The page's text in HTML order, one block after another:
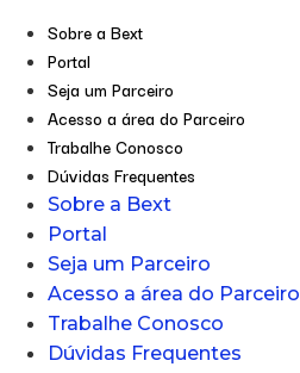
Sobre a Bext
Portal
Seja um Parceiro
Acesso a área do Parceiro
Trabalhe Conosco
Dúvidas Frequentes
Sobre a Bext
Portal
Seja um Parceiro
Acesso a área do Parceiro
Trabalhe Conosco
Dúvidas Frequentes